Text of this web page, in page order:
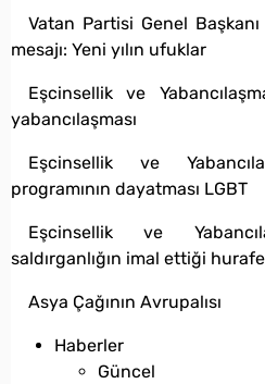
Vatan Partisi Genel
mesajı: Yeni yılın ufuklar
Eşcinsellik ve
yabancılaşması
Eşcinsellik ve
programının dayatması LGBT
Eşcinsellik ve
saldırganlığın imal ettiği
Asya Çağının Avrupalısı
Haberler
Güncel